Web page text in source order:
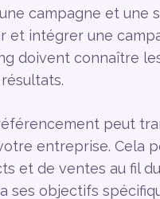
campagne et une
et intégrer une
doivent connaître
peut
entreprise. Cela
et de ventes au fil
objectifs